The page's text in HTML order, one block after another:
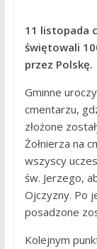
11 listopada
świętowali
przez Polskę.
Gminne
cmentarzu,
złożone
Żołnierza na
wszyscy
św. Jerzego,
Ojczyzny. Po
posadzone
Kolejnym